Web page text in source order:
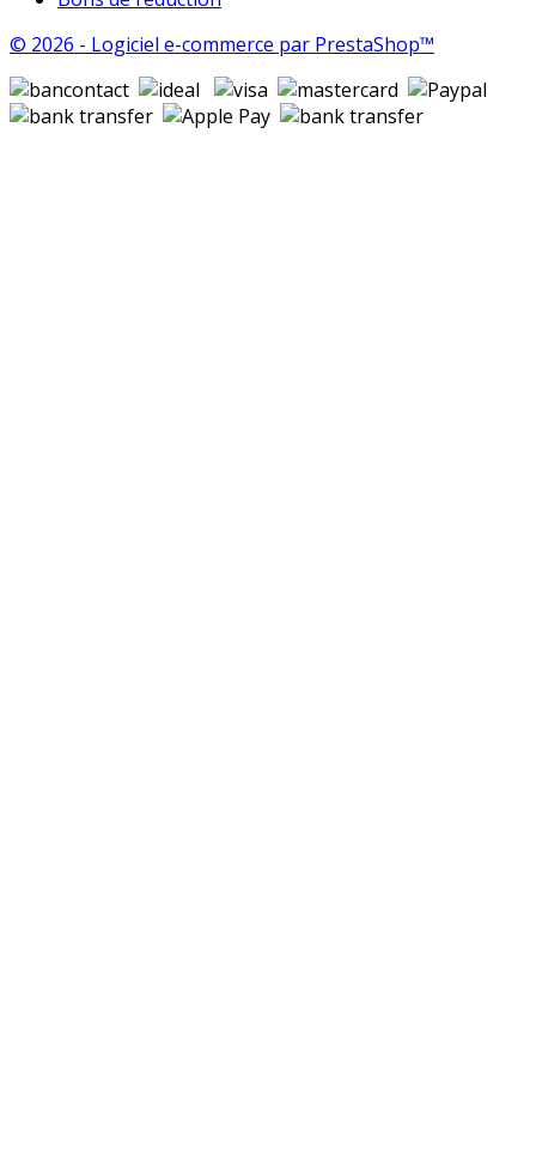
© 2026 - Logiciel e-commerce par PrestaShop™